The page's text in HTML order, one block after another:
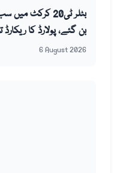
بٹلر ٹی20 کرکٹ
بن گئے، پولارڈ کا ریکارڈ
6 August 2026